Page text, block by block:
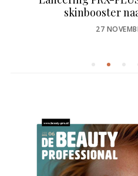
skinbooster
POSTED
27